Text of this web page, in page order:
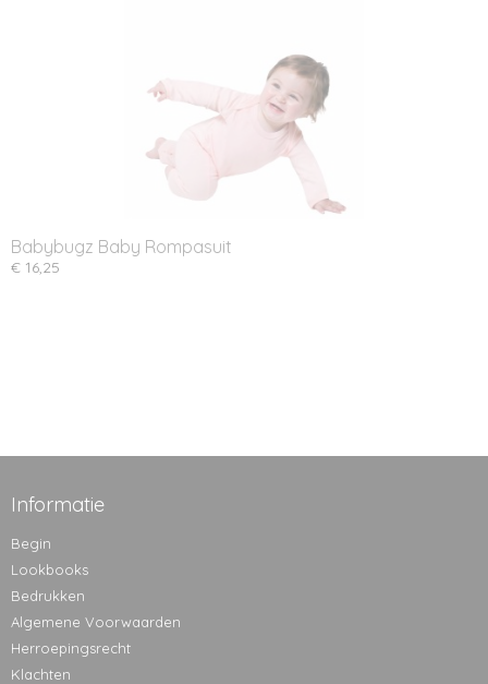
Babybugz Baby Rompasuit
€ 16,25
Informatie
Begin
Lookbooks
Bedrukken
Algemene Voorwaarden
Herroepingsrecht
Klachten